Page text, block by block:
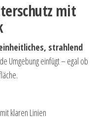
mit
strahlend
Umgebung einfügt – egal ob
klaren Linien